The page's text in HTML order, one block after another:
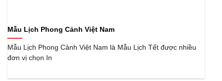
Mẫu Lịch Phong Cảnh Việt Nam
Mẫu Lịch Phong Cảnh Việt Nam là Mẫu Lịch Tết được nhiều
đơn vị chọn In